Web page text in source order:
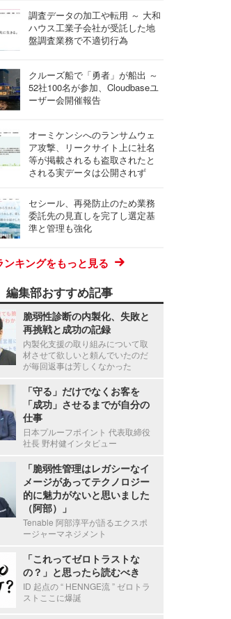
調査データの加工や転用 ～ 大和
ハウス工業子会社が受託した地
盤調査業務で不適切行為
クルーズ船で「勇者」が船出 ～
52社100名が参加、Cloudbaseユ
ーザー会開催報告
オーミケンシへのランサムウェ
ア攻撃、リークサイト上に社名
等が掲載されるも盗取されたと
される実データは公開されず
セシール、再発防止のため業務
委託先の見直しを完了し選定基
準と管理も強化
ンキングをもっと見る
編集部おすすめ記事
脆弱性診断の内製化、失敗と
再挑戦と成功の記録
内製化支援の取り組みについて取
材させて欲しいと頼んでいたのだ
が毎回返事は芳しくなかった
「守る」だけでなくお客を
「成功」させるまでが自分の
仕事
日本プルーフポイント 代表取締役
社長 野村健インタビュー
「脆弱性管理はレガシーなイ
メージがあってテクノロジー
的に魅力がないと思いました
（阿部）」
Tenable 阿部淳平が語るエクスポ
ージャーマネジメント
「これってゼロトラストな
の？」と思ったら読むべき
ID 起点の “ HENNGE流 ” ゼロトラ
ストここに爆誕